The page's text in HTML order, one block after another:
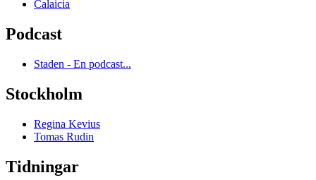
Calaicia
Podcast
Staden - En podcast...
Stockholm
Regina Kevius
Tomas Rudin
Tidningar